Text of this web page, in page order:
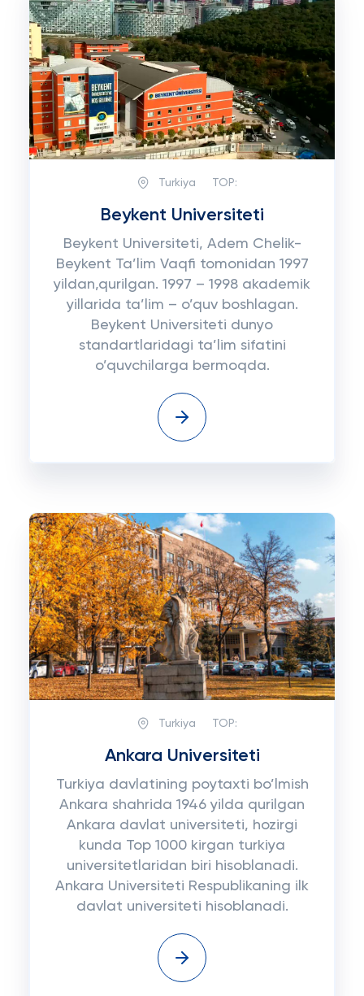
Turkiya TOP:
Beykent Universiteti
Beykent Universiteti, Adem Chelik-
Beykent Ta’lim Vaqfi tomonidan 1997
yildan,qurilgan. 1997 – 1998 akademik
yillarida ta’lim – o’quv boshlagan.
Beykent Universiteti dunyo
standartlaridagi ta’lim sifatini
o’quvchilarga bermoqda.
Turkiya TOP:
Ankara Universiteti
Turkiya davlatining poytaxti bo’lmish
Ankara shahrida 1946 yilda qurilgan
Ankara davlat universiteti, hozirgi
kunda Top 1000 kirgan turkiya
universitetlaridan biri hisoblanadi.
Ankara Universiteti Respublikaning ilk
davlat universiteti hisoblanadi.